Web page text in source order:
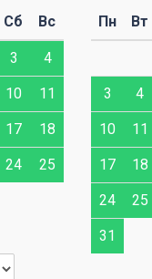
Сб Вс
3 4
10 11
17 18
24 25
Пн Вт
3 4
10 11
17 18
24 25
31